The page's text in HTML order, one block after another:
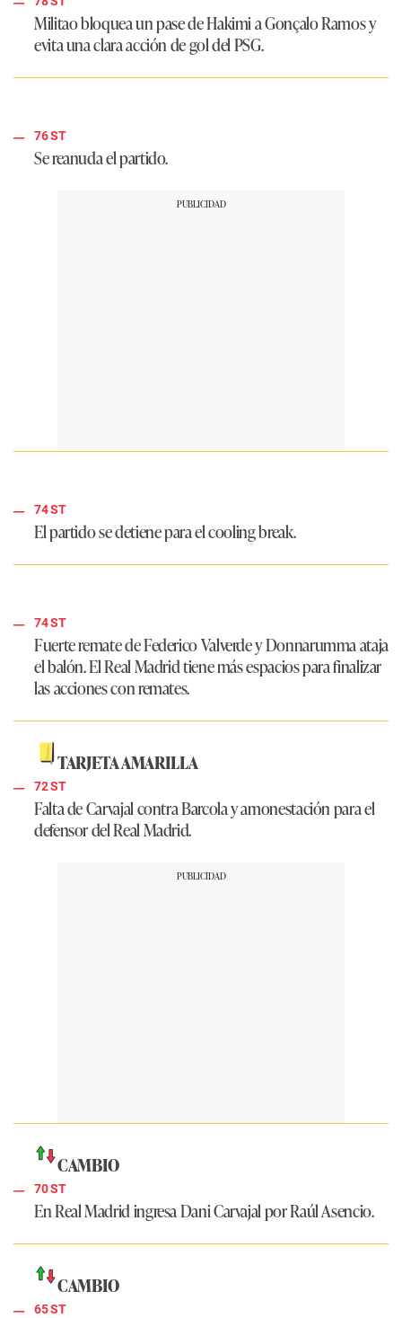
Militao bloquea un pase de Hakimi a Gonçalo Ramos y
evita una clara acción de gol delPSG.
76 ST
Se reanuda el partido.
74 ST
El partido se detiene para el cooling break.
74 ST
Fuerte remate de Federico Valverde y Donnarumma ataja
el balón. ElReal Madridtiene más espacios para finalizar
las acciones con remates.
TARJETA AMARILLA
72 ST
Falta de Carvajal contra Barcola y amonestación para el
defensor delReal Madrid.
CAMBIO
70 ST
EnReal Madridingresa Dani Carvajal por Raúl Asencio.
CAMBIO
65 ST